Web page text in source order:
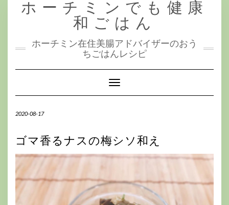
ホーチミンでも健康
和ごはん
ホーチミン在住美腸アドバイザーのおう
ちごはんレシピ
Toggle
Navigation
2020-08-17
ゴマ香るナスの梅シソ和え